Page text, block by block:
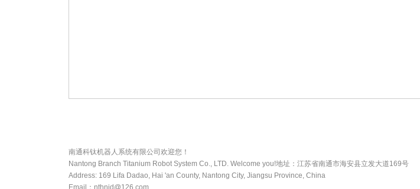
南通科钛机器人系统有限公司欢迎您！
Nantong Branch Titanium Robot System Co., LTD. Welcome you!地址：江苏省南通市海安县立发大道169号
Address: 169 Lifa Dadao, Hai 'an County, Nantong City, Jiangsu Province, China
Email：nthnjd@126.com